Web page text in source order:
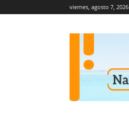
viernes, agosto 7, 2026